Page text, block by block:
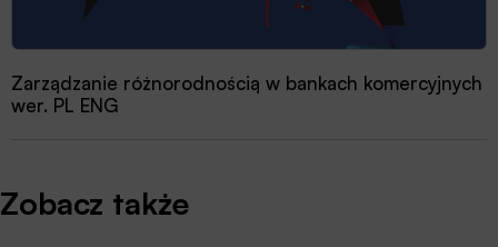
Zarządzanie różnorodnością w bankach komercyjnych
wer. PL ENG
Zobacz także